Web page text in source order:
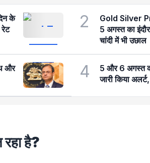
के
रेट
2
Gold Silver
5 अगस्त का
चांदी में भी उछाल
और
4
5 और 6 अगस्त
जारी किया
रहा है?